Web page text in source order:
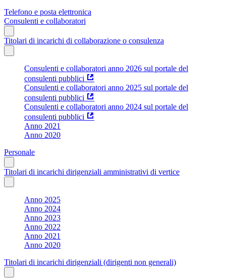
Telefono e posta elettronica
Consulenti e collaboratori
Titolari di incarichi di collaborazione o consulenza
Consulenti e collaboratori anno 2026 sul portale del
consulenti pubblici
Consulenti e collaboratori anno 2025 sul portale del
consulenti pubblici
Consulenti e collaboratori anno 2024 sul portale del
consulenti pubblici
Anno 2021
Anno 2020
Personale
Titolari di incarichi dirigenziali amministrativi di vertice
Anno 2025
Anno 2024
Anno 2023
Anno 2022
Anno 2021
Anno 2020
Titolari di incarichi dirigenziali (dirigenti non generali)